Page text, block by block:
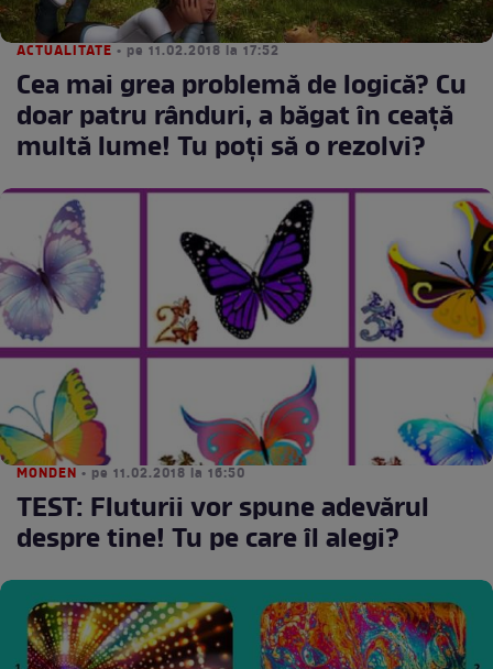
ACTUALITATE • pe 11.02.2018 la 17:52
Cea mai grea problemă de logică? Cu
doar patru rânduri, a băgat în ceață
multă lume! Tu poți să o rezolvi?
MONDEN • pe 11.02.2018 la 16:50
TEST: Fluturii vor spune adevărul
despre tine! Tu pe care îl alegi?